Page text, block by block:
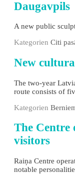
Daugavpils
A new public
Kategorien Citi
New
The two‑year
route consists of
Kategorien
The Сentre
visitors
Raiņa Centre
notable